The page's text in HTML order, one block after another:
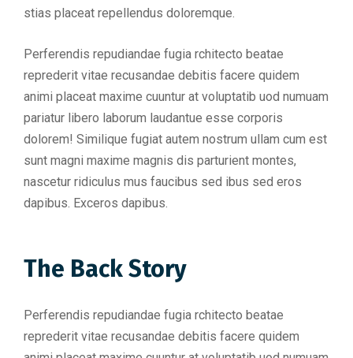
stias placeat repellendus doloremque.
Perferendis repudiandae fugia rchitecto beatae
reprederit vitae recusandae debitis facere quidem
animi placeat maxime cuuntur at voluptatib uod numuam
pariatur libero laborum laudantue esse corporis
dolorem! Similique fugiat autem nostrum ullam cum est
sunt magni maxime magnis dis parturient montes,
nascetur ridiculus mus faucibus sed ibus sed eros
dapibus. Exceros dapibus.
The Back Story
Perferendis repudiandae fugia rchitecto beatae
reprederit vitae recusandae debitis facere quidem